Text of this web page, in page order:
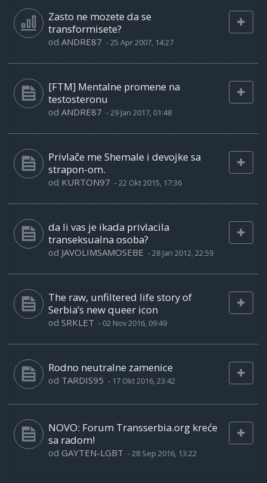
Zasto ne mozete da se
transformisete?
od ANDRE87 -25 Apr 2007, 14:27
[FTM] Mentalne promene na
testosteronu
od ANDRE87 -29 Jan 2017, 01:48
Privlače me Shemale i devojke sa
strapon-om.
od KURTON97 -22 Okt 2015, 17:36
da li vas je ikada privlacila
transeksualna osoba?
od JAVOLIMSAMOSEBE -28 Jan 2012, 22:59
The raw, unfiltered life story of
Serbia’s new queer icon
od SRKLET - 02 Nov 2016, 09:49
Rodno neutralne zamenice
od TARDIS95 - 17 Okt 2016, 23:42
NOVO: Forum Transserbia.org kreće
sa radom!
od GAYTEN-LGBT -28 Sep 2016, 13:22